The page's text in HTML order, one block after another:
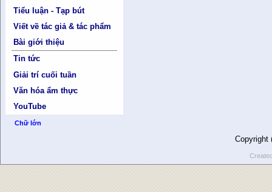
Tiểu luận - Tạp bút
Viết về tác giả & tác phẩm
Bài giới thiệu
Tin tức
Giải trí cuối tuần
Văn hóa ẩm thực
YouTube
Chữ lớn
Copyright